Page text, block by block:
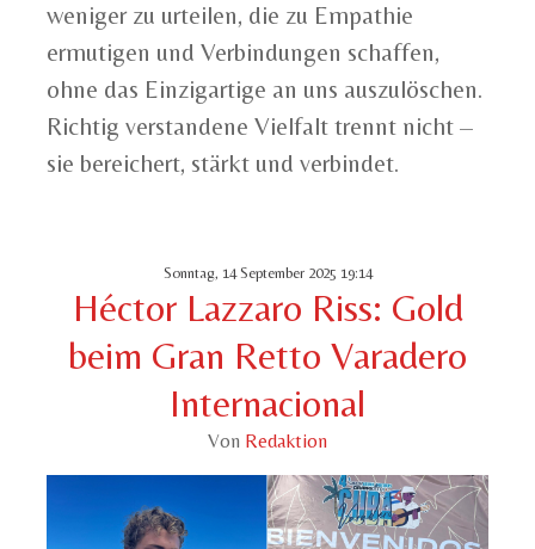
weniger zu urteilen, die zu Empathie
ermutigen und Verbindungen schaffen,
ohne das Einzigartige an uns auszulöschen.
Richtig verstandene Vielfalt trennt nicht –
sie bereichert, stärkt und verbindet.
Sonntag, 14 September 2025 19:14
Héctor Lazzaro Riss: Gold
beim Gran Retto Varadero
Internacional
Von Redaktion